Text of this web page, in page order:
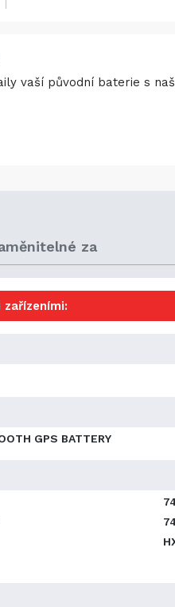
vaší původní baterie s
za
GPS BATTERY